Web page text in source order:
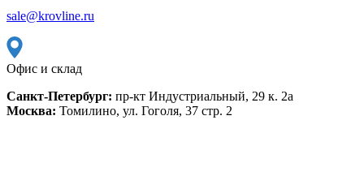
sale@krovline.ru
Офис и склад
Санкт-Петербург: пр-кт Индустриальный, 29 к. 2а
Москва: Томилино, ул. Гоголя, 37 стр. 2